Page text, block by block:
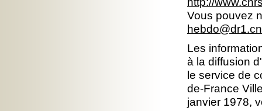
Vous pouvez
Les
à la diffusion
le service de
de-France
janvier 1978,